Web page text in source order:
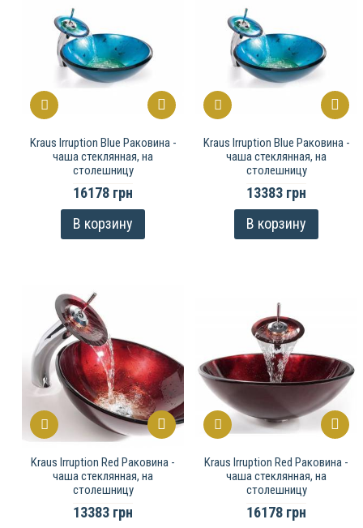
Kraus Irruption Blue Раковина -
чаша стеклянная, на
столешницу
16178 грн
В корзину
Kraus Irruption Blue Раковина -
чаша стеклянная, на
столешницу
13383 грн
В корзину
Kraus Irruption Red Раковина -
чаша стеклянная, на
столешницу
13383 грн
Kraus Irruption Red Раковина -
чаша стеклянная, на
столешницу
16178 грн